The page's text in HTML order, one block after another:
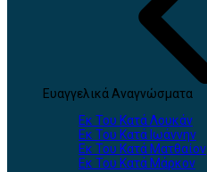
Ευαγγελικά Αναγνώσματα
Εκ Του Κατά Λουκάν
Εκ Του Κατά Ιωάννην
Εκ Του Κατά Ματθαίον
Εκ Του Κατά Μάρκον